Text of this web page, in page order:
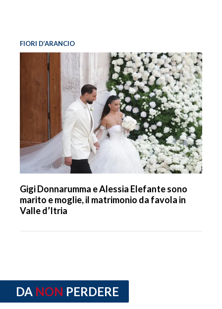
FIORI D’ARANCIO
Gigi Donnarumma e Alessia Elefante sono
marito e moglie, il matrimonio da favola in
Valle d’Itria
DA NON PERDERE